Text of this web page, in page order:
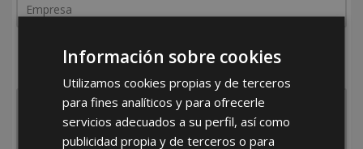
¿De dónde es la empresa?
Información sobre cookies
Utilizamos cookies propias y de terceros
para fines analíticos y para ofrecerle
servicios adecuados a su perfil, así como
publicidad propia y de terceros o para